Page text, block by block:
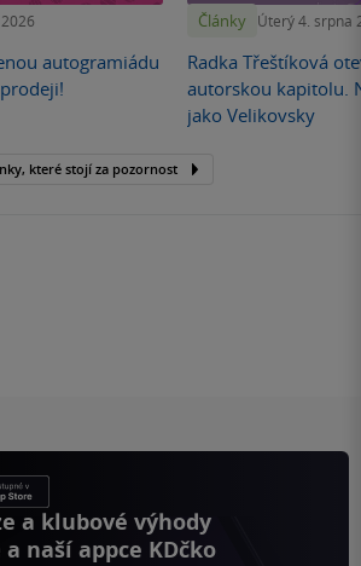
autogramiádu
Články Úterý 4. srpna
Radka Třeštíková
autorskou kapitolu.
jako Velikovsky
které stojí za pozornost
a klubové výhody
naší appce KDčko